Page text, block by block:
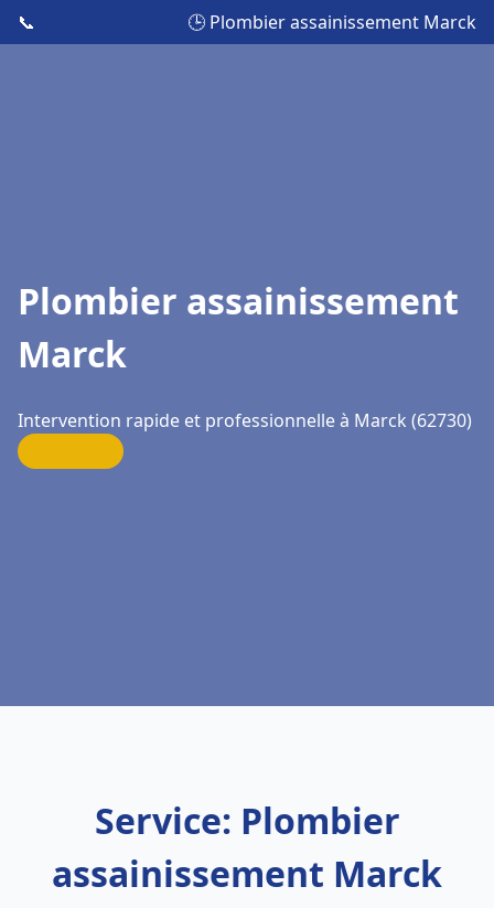
📞 🕒 Plombier assainissement Marck
Plombier assainissement
Marck
Intervention rapide et professionnelle à Marck (62730)
Service: Plombier
assainissement Marck